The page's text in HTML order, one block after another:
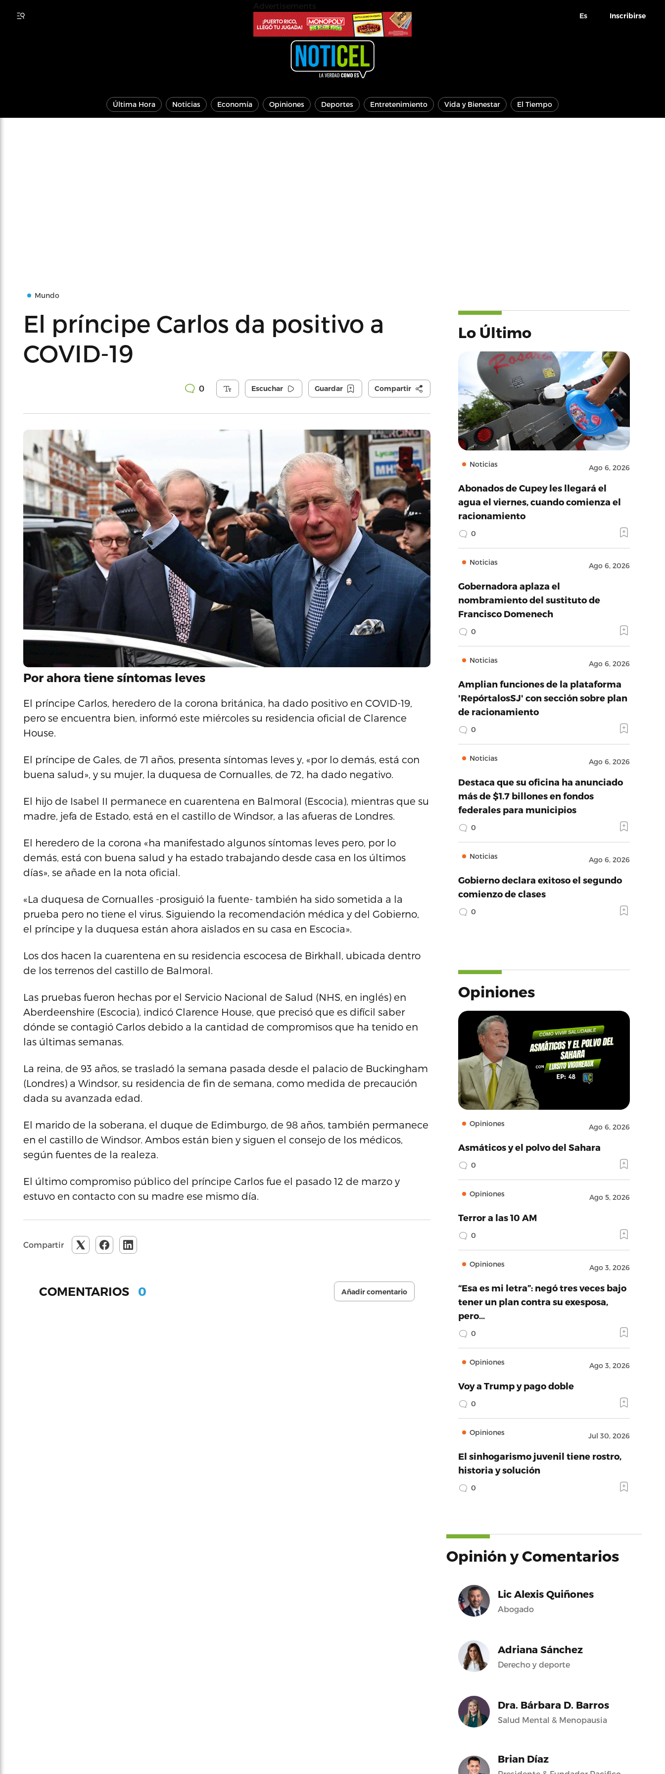
Es Inscribirse
Última Hora Noticias Economía Opiniones Deportes Entretenimiento Vida y Bienestar El Tiempo
Mundo
El príncipe Carlos da positivo a
COVID-19
0 Escuchar Guardar Compartir
Por ahora tiene síntomas leves
El príncipe Carlos, heredero de la corona británica, ha dado positivo en COVID-19,
pero se encuentra bien, informó este miércoles su residencia oficial de Clarence
House.
El príncipe de Gales, de 71 años, presenta síntomas leves y, «por lo demás, está con
buena salud», y su mujer, la duquesa de Cornualles, de 72, ha dado negativo.
El hijo de Isabel II permanece en cuarentena en Balmoral (Escocia), mientras que su
madre, jefa de Estado, está en el castillo de Windsor, a las afueras de Londres.
El heredero de la corona «ha manifestado algunos síntomas leves pero, por lo
demás, está con buena salud y ha estado trabajando desde casa en los últimos
días», se añade en la nota oficial.
«La duquesa de Cornualles -prosiguió la fuente- también ha sido sometida a la
prueba pero no tiene el virus. Siguiendo la recomendación médica y del Gobierno,
el príncipe y la duquesa están ahora aislados en su casa en Escocia».
Los dos hacen la cuarentena en su residencia escocesa de Birkhall, ubicada dentro
de los terrenos del castillo de Balmoral.
Las pruebas fueron hechas por el Servicio Nacional de Salud (NHS, en inglés) en
Aberdeenshire (Escocia), indicó Clarence House, que precisó que es difícil saber
dónde se contagió Carlos debido a la cantidad de compromisos que ha tenido en
las últimas semanas.
La reina, de 93 años, se trasladó la semana pasada desde el palacio de Buckingham
(Londres) a Windsor, su residencia de fin de semana, como medida de precaución
dada su avanzada edad.
El marido de la soberana, el duque de Edimburgo, de 98 años, también permanece
en el castillo de Windsor. Ambos están bien y siguen el consejo de los médicos,
según fuentes de la realeza.
El último compromiso público del príncipe Carlos fue el pasado 12 de marzo y
estuvo en contacto con su madre ese mismo día.
Compartir
COMENTARIOS 0 Añadir comentario
Lo Último
Noticias Ago 6, 2026
Abonados de Cupey les llegará el
agua el viernes, cuando comienza el
racionamiento
0
Noticias Ago 6, 2026
Gobernadora aplaza el
nombramiento del sustituto de
Francisco Domenech
0
Noticias Ago 6, 2026
Amplian funciones de la plataforma
'RepórtalosSJ' con sección sobre plan
de racionamiento
0
Noticias Ago 6, 2026
Destaca que su oficina ha anunciado
más de $1.7 billones en fondos
federales para municipios
0
Noticias Ago 6, 2026
Gobierno declara exitoso el segundo
comienzo de clases
0
Opiniones
Opiniones Ago 6, 2026
Asmáticos y el polvo del Sahara
0
Opiniones Ago 5, 2026
Terror a las 10 AM
0
Opiniones Ago 3, 2026
“Esa es mi letra”: negó tres veces bajo
tener un plan contra su exesposa,
pero…
0
Opiniones Ago 3, 2026
Voy a Trump y pago doble
0
Opiniones Jul 30, 2026
El sinhogarismo juvenil tiene rostro,
historia y solución
0
Opinión y Comentarios
Lic Alexis Quiñones
Abogado
Adriana Sánchez
Derecho y deporte
Dra. Bárbara D. Barros
Salud Mental & Menopausia
Brian Díaz